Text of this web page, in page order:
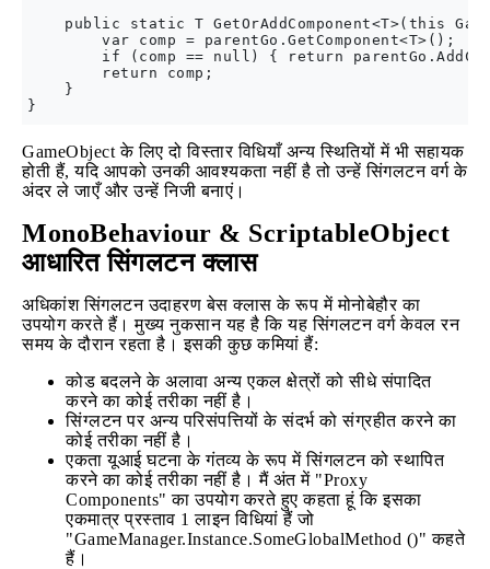
public static T GetOrAddComponent<T>(this
        var comp = parentGo.GetComponent<T>();
if (comp == null) { return
        return comp;
    }
GameObject के लिए दो विस्तार विधियाँ अन्य स्थितियों में भी सहायक
होती हैं, यदि आपको उनकी आवश्यकता नहीं है तो उन्हें सिंगलटन वर्ग के
अंदर ले जाएँ और उन्हें निजी बनाएं।
MonoBehaviour & ScriptableObject
आधारित सिंगलटन क्लास
अधिकांश सिंगलटन उदाहरण बेस क्लास के रूप में मोनोबेहौर का
उपयोग करते हैं। मुख्य नुकसान यह है कि यह सिंगलटन वर्ग केवल रन
समय के दौरान रहता है। इसकी कुछ कमियां हैं:
कोड बदलने के अलावा अन्य एकल क्षेत्रों को सीधे संपादित
करने का कोई तरीका नहीं है।
सिंग्लटन पर अन्य परिसंपत्तियों के संदर्भ को संग्रहीत करने का
कोई तरीका नहीं है।
एकता यूआई घटना के गंतव्य के रूप में सिंगलटन को स्थापित
करने का कोई तरीका नहीं है। मैं अंत में "Proxy
Components" का उपयोग करते हुए कहता हूं कि इसका
एकमात्र प्रस्ताव 1 लाइन विधियां हैं जो
"GameManager.Instance.SomeGlobalMethod ()" कहते
हैं।